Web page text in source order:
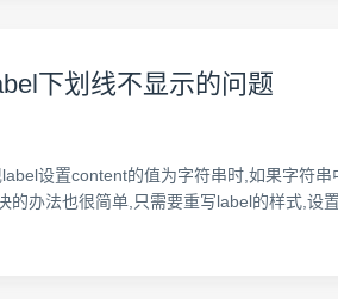
下划线不显示的问题
设置content的值为字符串时,如果字符
的办法也很简单,只需要重写label的样式,设